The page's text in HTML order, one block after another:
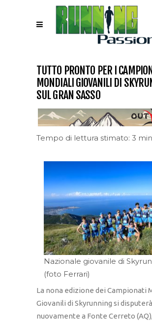
TUTTO PRONTO PER I
MONDIALI GIOVANILI DI
SUL GRAN SASSO
Tempo di lettura stimato: 3
Nazionale giovanile di
(foto Ferrari)
La nona edizione dei Campionati
Giovanili di Skyrunning si disputerà
nuovamente a Fonte Cerreto